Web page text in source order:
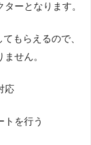
ーとなります。
もらえるので、
せん。
応
トを行う